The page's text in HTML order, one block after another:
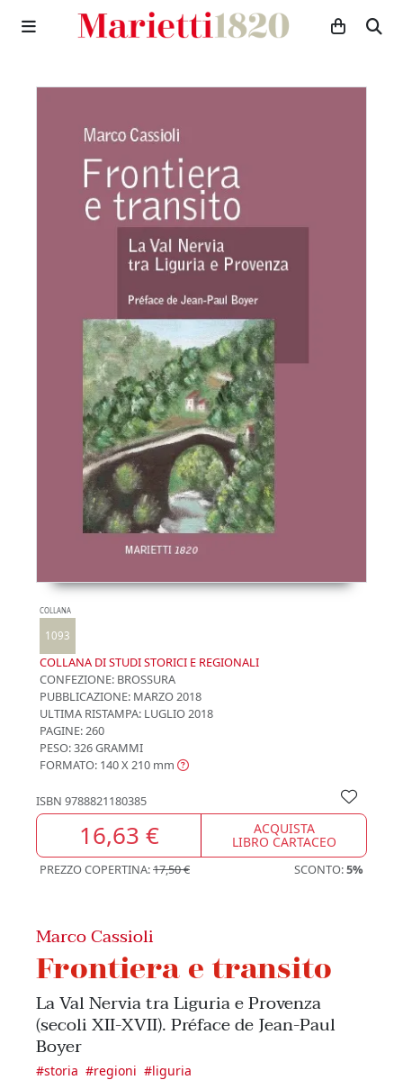
COLLANA
1093
COLLANA DI STUDI STORICI E REGIONALI
CONFEZIONE: BROSSURA
PUBBLICAZIONE: MARZO 2018
ULTIMA RISTAMPA: LUGLIO 2018
PAGINE: 260
PESO: 326 GRAMMI
FORMATO: 140 X 210 mm
ISBN 9788821180385
16,63 € ACQUISTA
LIBRO CARTACEO
PREZZO COPERTINA:17,50 € SCONTO:5%
Marco Cassioli
Frontiera e transito
La Val Nervia tra Liguria e Provenza
(secoli XII-XVII). Préface de Jean-Paul
Boyer
#storia #regioni #liguria